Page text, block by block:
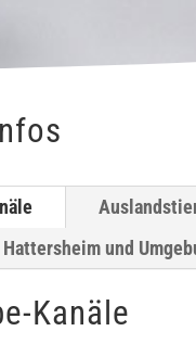
und
Kanäle